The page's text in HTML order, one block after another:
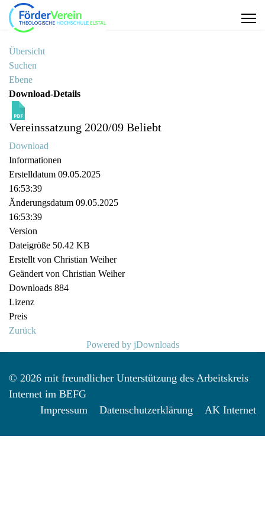
Übersicht
Suchen
Ebene
Download-Details
Vereinssatzung 2020/09 Beliebt
Download
Informationen
Erstelldatum 09.05.2025
16:53:39
Änderungsdatum 09.05.2025
16:53:39
Version
Dateigröße 50.42 KB
Erstellt von Christian Weiher
Geändert von Christian Weiher
Downloads 884
Lizenz
Preis
Zurück
Powered by jDownloads
© 2026 mit freundlicher Unterstützung des Arbeitskreis
Internet im BEFG
Impressum
Datenschutzerklärung AK Internet